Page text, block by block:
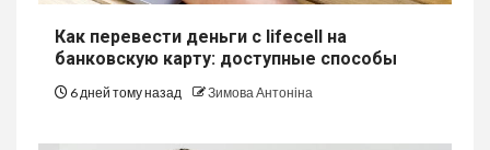
Как перевести деньги с lifecell на
банковскую карту: доступные способы
6 дней тому назад Зимова Антоніна